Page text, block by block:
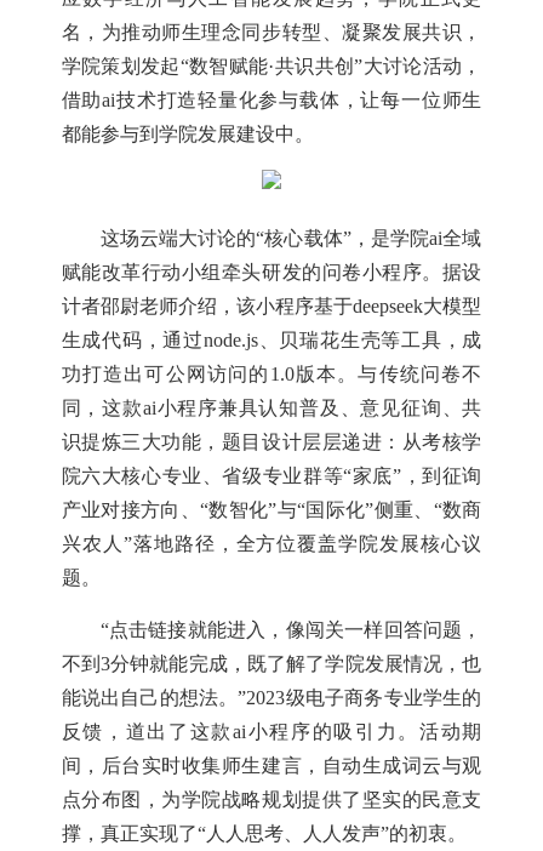
名，为推动师生理念同步转型、凝聚发展共识，
学院策划发起“数智赋能·共识共创”大讨论活动，
借助ai技术打造轻量化参与载体，让每一位师生
都能参与到学院发展建设中。
这场云端大讨论的“核心载体”，是学院ai全域
赋能改革行动小组牵头研发的问卷小程序。据设
计者邵尉老师介绍，该小程序基于deepseek大模型
生成代码，通过node.js、贝瑞花生壳等工具，成
功打造出可公网访问的1.0版本。与传统问卷不
同，这款ai小程序兼具认知普及、意见征询、共
识提炼三大功能，题目设计层层递进：从考核学
院六大核心专业、省级专业群等“家底”，到征询
产业对接方向、“数智化”与“国际化”侧重、“数商
兴农人”落地路径，全方位覆盖学院发展核心议
题。
“点击链接就能进入，像闯关一样回答问题，
不到3分钟就能完成，既了解了学院发展情况，也
能说出自己的想法。”2023级电子商务专业学生的
反馈，道出了这款ai小程序的吸引力。活动期
间，后台实时收集师生建言，自动生成词云与观
点分布图，为学院战略规划提供了坚实的民意支
撑，真正实现了“人人思考、人人发声”的初衷。